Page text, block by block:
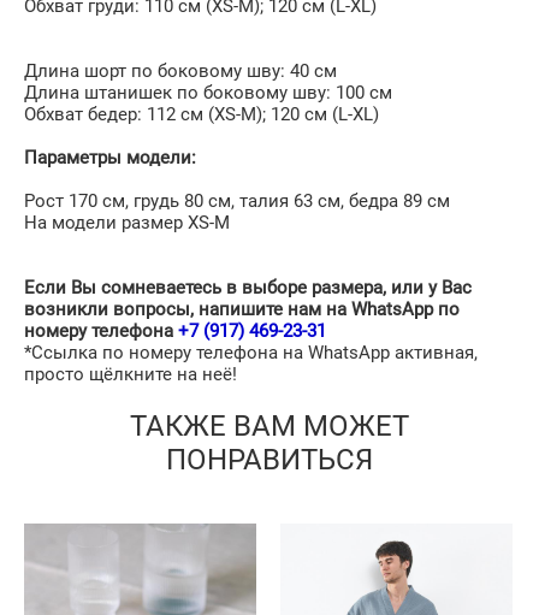
Длина шорт по боковому шву: 40 см
Длина штанишек по боковому шву: 100 см
Обхват бедер: 112 см (XS-М); 120 cм (L-XL)
Параметры модели:
Рост 170 см, грудь 80 см, талия 63 см, бедра 89 см
На модели размер XS-M
Если Вы сомневаетесь в выборе размера, или у Вас
возникли вопросы, напишите нам на WhatsApp по
номеру телефона +7 (917) 469-23-31
*Ссылка по номеру телефона на WhatsApp активная,
просто щёлкните на неё!
ТАКЖЕ ВАМ МОЖЕТ
ПОНРАВИТЬСЯ